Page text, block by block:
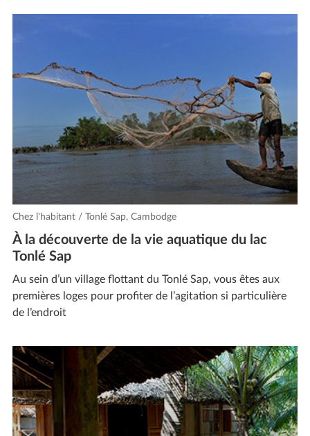
Chez l'habitant / Tonlé Sap, Cambodge
À la découverte de la vie aquatique du lac
Tonlé Sap
Au sein d’un village flottant du Tonlé Sap, vous êtes aux
premières loges pour profiter de l’agitation si particulière
de l’endroit